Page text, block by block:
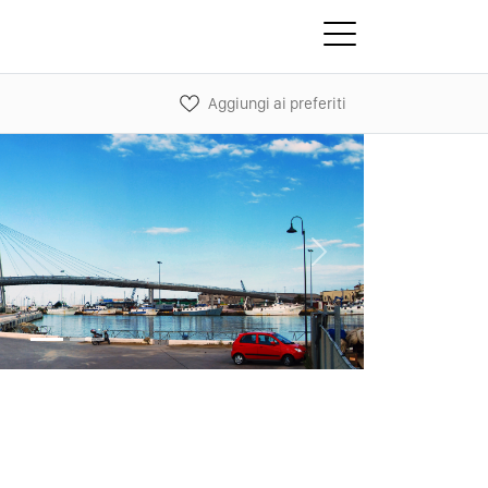
Aggiungi ai preferiti
Next